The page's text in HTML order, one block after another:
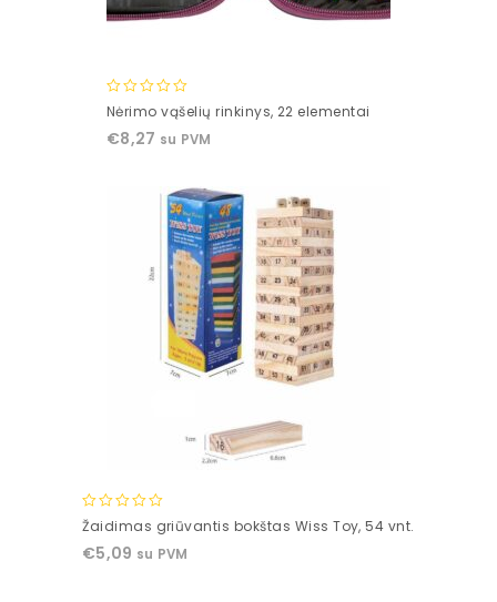
0
of
Nėrimo vąšelių rinkinys, 22 elementai
€8,27 su PVM
0
of
Žaidimas griūvantis bokštas Wiss Toy, 54 vnt.
€5,09 su PVM